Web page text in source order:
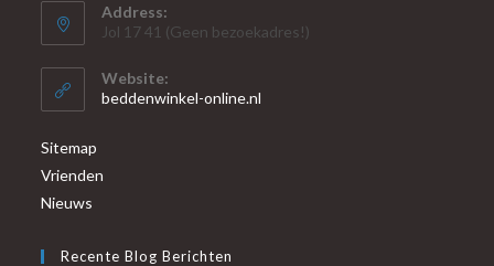
Address:
Jol 17 41 (Geen bezoekadres!)
Website:
beddenwinkel-online.nl
Sitemap
Vrienden
Nieuws
Recente Blog Berichten